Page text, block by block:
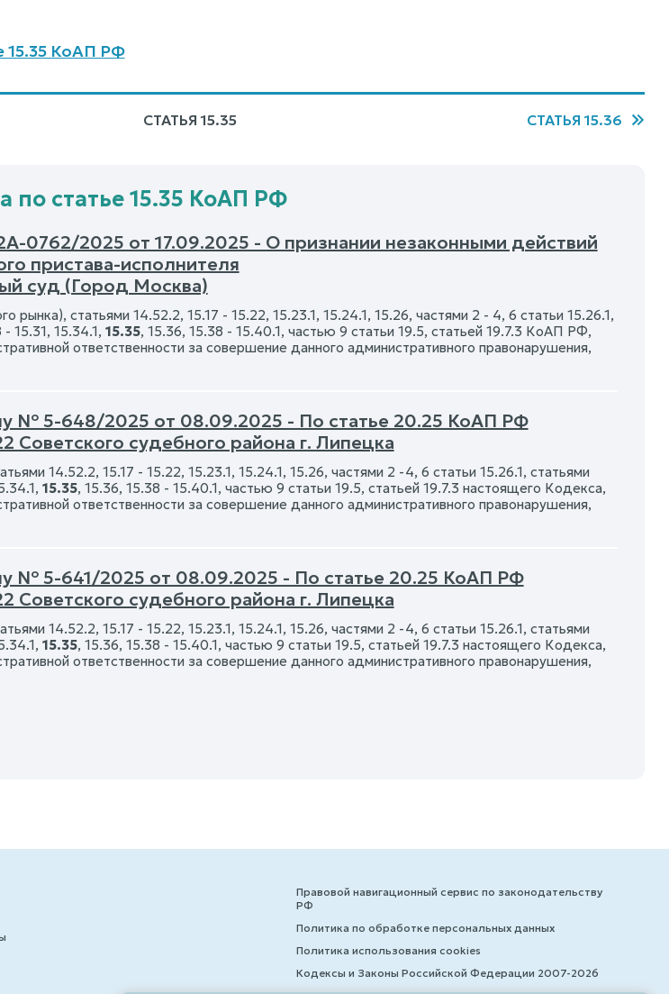
15.35 КоАП РФ
СТАТЬЯ 15.35 СТАТЬЯ 15.36
по статье 15.35 КоАП РФ
0762/2025 от 17.09.2025 - О признании незаконными действий
пристава-исполнителя
суд (Город Москва)
рынка), статьями 14.52.2, 15.17 - 15.22, 15.23.1, 15.24.1, 15.26, частями 2 - 4, 6 статьи 15.26.1,
15.31, 15.34.1, 15.35, 15.36, 15.38 - 15.40.1, частью 9 статьи 19.5, статьей 19.7.3 КоАП РФ,
ответственности за совершение данного административного правонарушения,
№ 5-648/2025 от 08.09.2025 - По статье 20.25 КоАП РФ
Советского судебного района г. Липецка
14.52.2, 15.17 - 15.22, 15.23.1, 15.24.1, 15.26, частями 2 -4, 6 статьи 15.26.1, статьями
15.35, 15.36, 15.38 - 15.40.1, частью 9 статьи 19.5, статьей 19.7.3 настоящего Кодекса,
ответственности за совершение данного административного правонарушения,
№ 5-641/2025 от 08.09.2025 - По статье 20.25 КоАП РФ
Советского судебного района г. Липецка
14.52.2, 15.17 - 15.22, 15.23.1, 15.24.1, 15.26, частями 2 -4, 6 статьи 15.26.1, статьями
15.35, 15.36, 15.38 - 15.40.1, частью 9 статьи 19.5, статьей 19.7.3 настоящего Кодекса,
ответственности за совершение данного административного правонарушения,
Правовой навигационный сервис по законодательству
РФ
Политика по обработке персональных данных
Политика использования cookies
Кодексы и Законы Российской Федерации 2007-2026